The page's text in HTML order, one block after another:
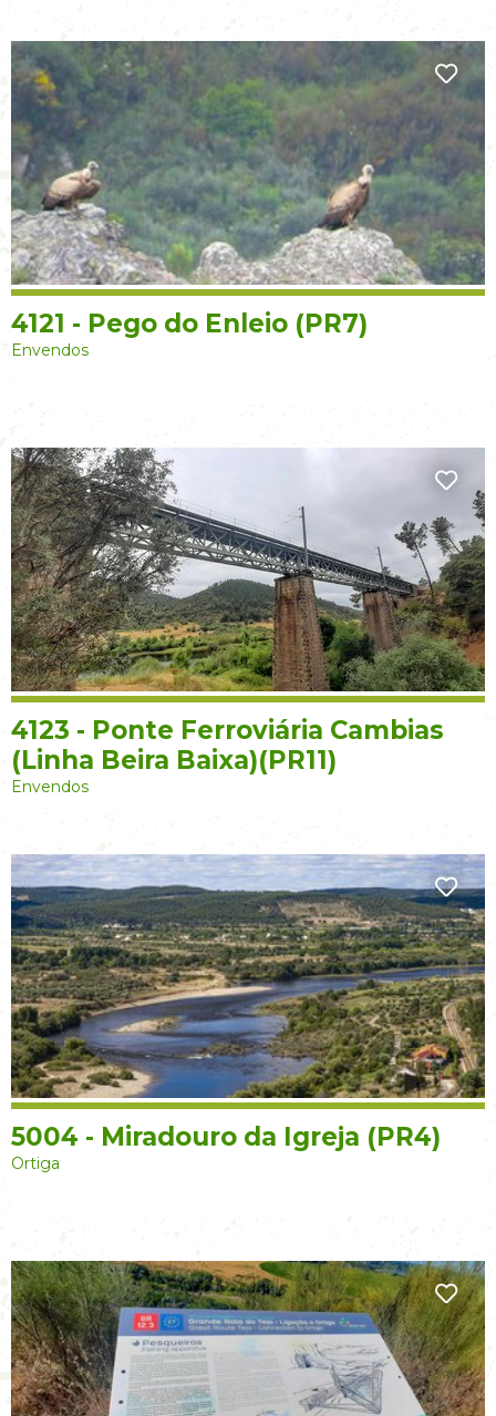
4121 - Pego do Enleio (PR7)
Envendos
4123 - Ponte Ferroviária Cambias
(Linha Beira Baixa)(PR11)
Envendos
5004 - Miradouro da Igreja (PR4)
Ortiga